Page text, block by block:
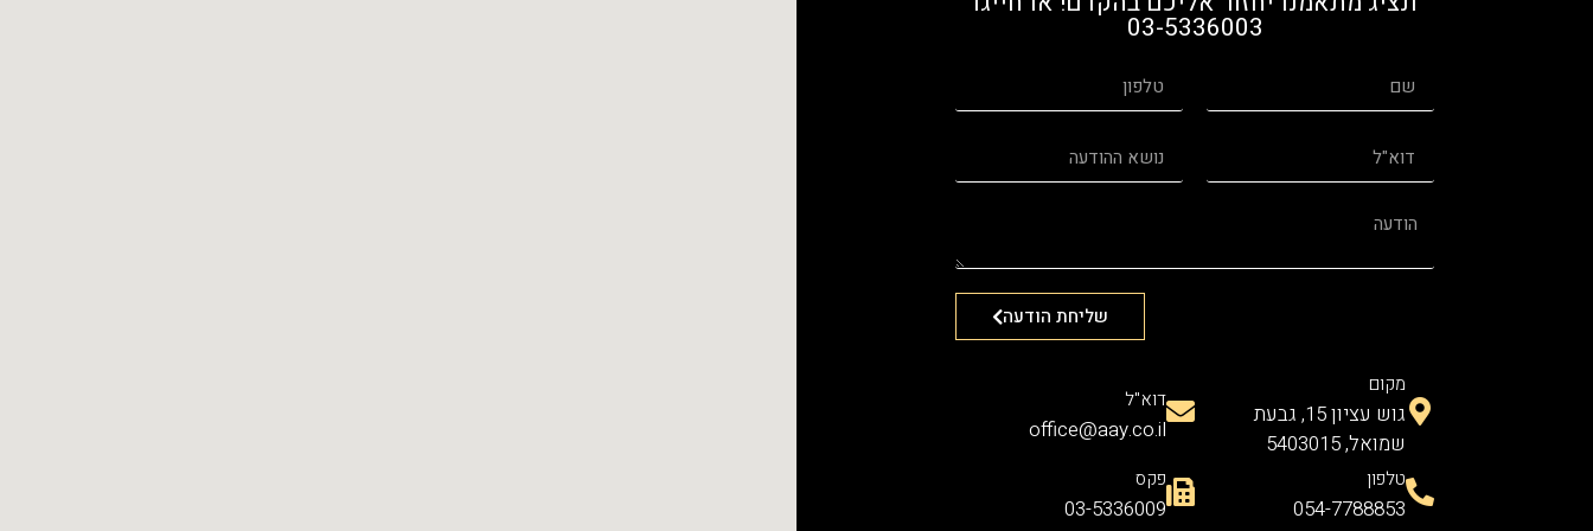
03-5336003
שליחת הודעה
מקום
גוש עציון 15, גבעת
שמואל, 5403015
דוא"ל
office@aay.co.il
טלפון
054-7788853
פקס
03-5336009